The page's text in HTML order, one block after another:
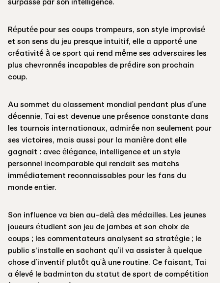
Réputée pour ses coups trompeurs, son style improvisé
et son sens du jeu presque intuitif, elle a apporté une
créativité à ce sport qui rend même ses adversaires les
plus chevronnés incapables de prédire son prochain
coup.
Au sommet du classement mondial pendant plus d'une
décennie, Tai est devenue une présence constante dans
les tournois internationaux, admirée non seulement pour
ses victoires, mais aussi pour la manière dont elle
gagnait : avec élégance, intelligence et un style
personnel incomparable qui rendait ses matchs
immédiatement reconnaissables pour les fans du
monde entier.
Son influence va bien au-delà des médailles. Les jeunes
joueurs étudient son jeu de jambes et son choix de
coups ; les commentateurs analysent sa stratégie ; le
public s’installe en sachant qu'il va assister à quelque
chose d'inventif plutôt qu'à une routine. Ce faisant, Tai
a élevé le badminton du statut de sport de compétition